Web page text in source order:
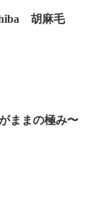
胡麻毛
ままの極み〜